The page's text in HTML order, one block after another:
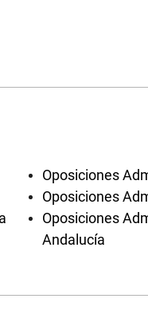
Oposiciones
Oposiciones
Oposiciones
Andalucía